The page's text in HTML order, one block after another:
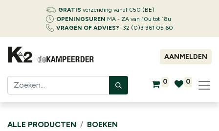
GRATIS verzending vanaf €50 (BE)
OPENINGSUREN MA - ZA van 10u tot 18u
VRAGEN OF ADVIES?+32 (0)3 361 05 60
AANMELDEN
0 0
ALLE PRODUCTEN
BOEKEN